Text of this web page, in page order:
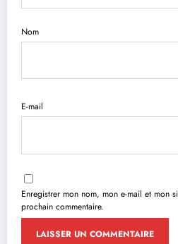
Nom
E-mail
Enregistrer mon nom, mon e-mail et mon
prochain commentaire.